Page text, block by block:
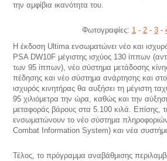
την αμφίβια ικανότητα του.
Φωτογραφίες: 1- 2- 3-
Η έκδοση Ultima ενσωματώνει νέο και
PSA DW10F μέγιστης ισχύος 130 ίππων
των 95 ίππων), νέο σύστημα μετάδοσης
πέδησης και νέο σύστημα ανάρτησης και
ισχυρός κινητήρας θα αυξήσει τη μέγιστη
95 χιλιόμετρα την ώρα, καθώς και την
μεταφοράς βάρους στα 5.100 κιλά. Επίσης,
ενσωματώνουν το νέο σύστημα
Combat Information System) και νέα
Τέλος, το πρόγραμμα αναβάθμισης